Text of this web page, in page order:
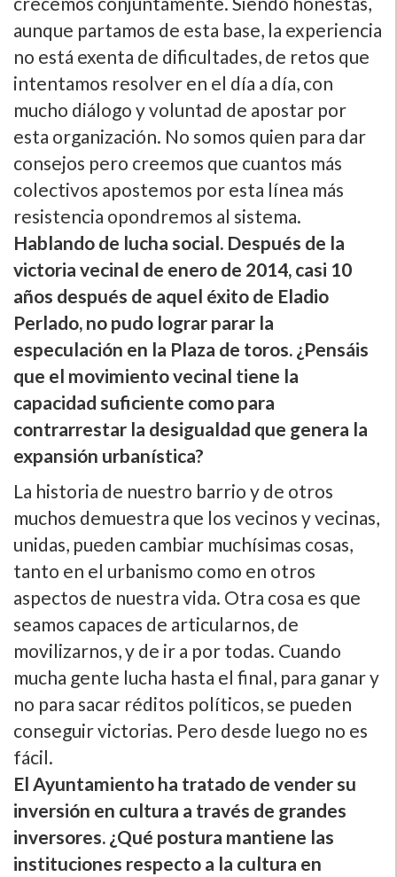
aunque partamos de esta base, la experiencia
no está exenta de dificultades, de retos que
intentamos resolver en el dí­a a dí­a, con
mucho diálogo y voluntad de apostar por
esta organización. No somos quien para dar
consejos pero creemos que cuantos más
colectivos apostemos por esta lí­nea más
resistencia opondremos al sistema.
Hablando de lucha social. Después de la
victoria vecinal de enero de 2014, casi 10
años después de aquel éxito de Eladio
Perlado, no pudo lograr parar la
especulación en la Plaza de toros. ¿Pensáis
que el movimiento vecinal tiene la
capacidad suficiente como para
contrarrestar la desigualdad que genera la
expansión urbaní­stica?
La historia de nuestro barrio y de otros
muchos demuestra que los vecinos y vecinas,
unidas, pueden cambiar muchí­simas cosas,
tanto en el urbanismo como en otros
aspectos de nuestra vida. Otra cosa es que
seamos capaces de articularnos, de
movilizarnos, y de ir a por todas. Cuando
mucha gente lucha hasta el final, para ganar y
no para sacar réditos polí­ticos, se pueden
conseguir victorias. Pero desde luego no es
fácil.
El Ayuntamiento ha tratado de vender su
inversión en cultura a través de grandes
inversores. ¿Qué postura mantiene las
instituciones respecto a la cultura en